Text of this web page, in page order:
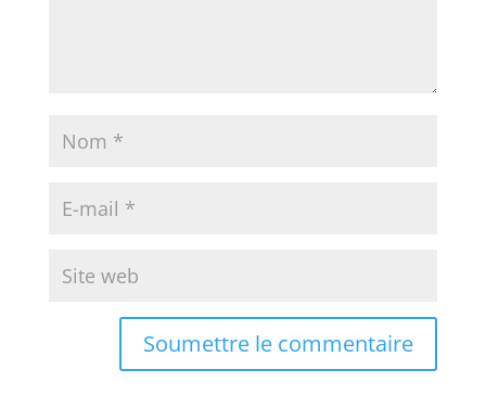
Soumettre le commentaire